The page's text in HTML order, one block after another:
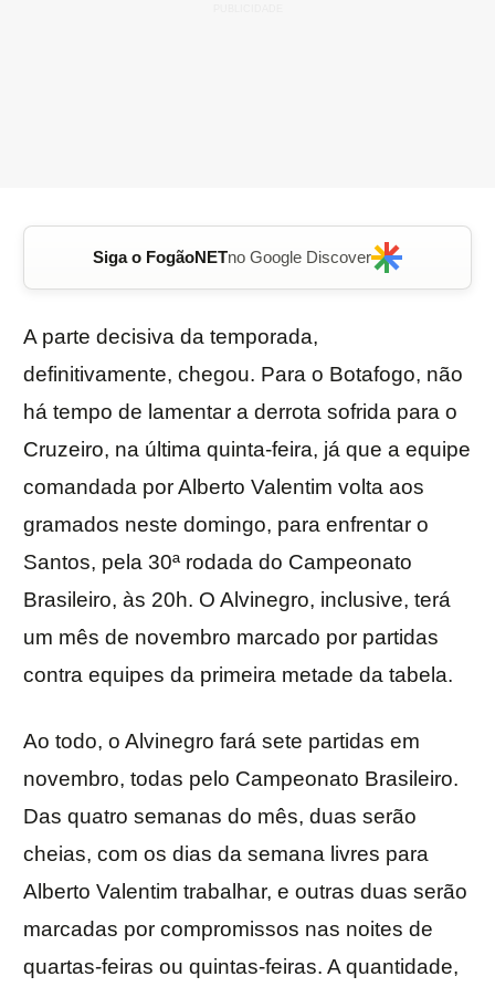
Siga o FogãoNETno Google Discover
A parte decisiva da temporada,
definitivamente, chegou. Para o Botafogo, não
há tempo de lamentar a derrota sofrida para o
Cruzeiro, na última quinta-feira, já que a equipe
comandada por Alberto Valentim volta aos
gramados neste domingo, para enfrentar o
Santos, pela 30ª rodada do Campeonato
Brasileiro, às 20h. O Alvinegro, inclusive, terá
um mês de novembro marcado por partidas
contra equipes da primeira metade da tabela.
Ao todo, o Alvinegro fará sete partidas em
novembro, todas pelo Campeonato Brasileiro.
Das quatro semanas do mês, duas serão
cheias, com os dias da semana livres para
Alberto Valentim trabalhar, e outras duas serão
marcadas por compromissos nas noites de
quartas-feiras ou quintas-feiras. A quantidade,